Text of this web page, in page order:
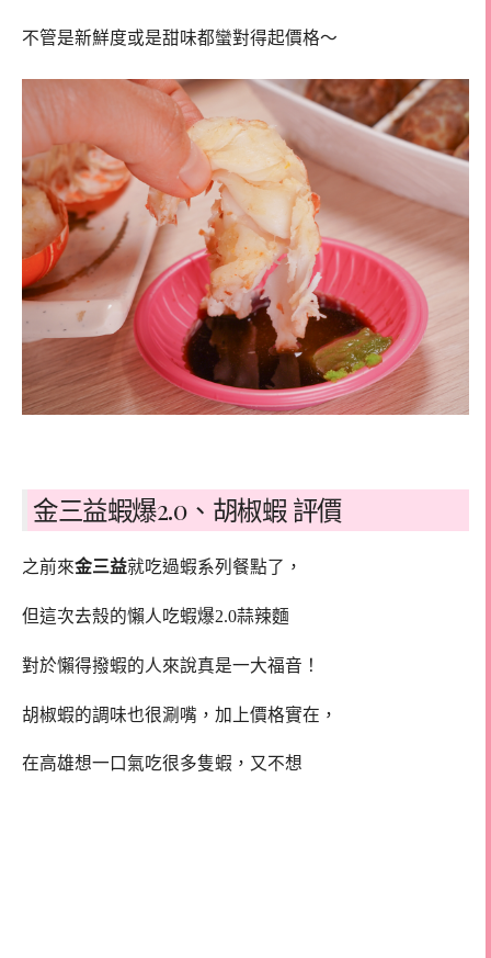
不管是新鮮度或是甜味都蠻對得起價格～
金三益蝦爆2.0、胡椒蝦 評價
之前來金三益就吃過蝦系列餐點了，
但這次去殼的懶人吃蝦爆2.0蒜辣麵
對於懶得撥蝦的人來說真是一大福音！
胡椒蝦的調味也很涮嘴，加上價格實在，
在高雄想一口氣吃很多隻蝦，又不想